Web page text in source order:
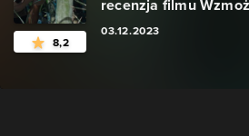
8,2
recenzja filmu
03.12.2023